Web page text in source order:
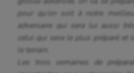
Equitation
Escalade
Escrime
Fitness
pour qu’on soit à notre
adversaire qui sera lui aussi
celui qui sera le plus préparé et
le terrain.
Les trois semaines de